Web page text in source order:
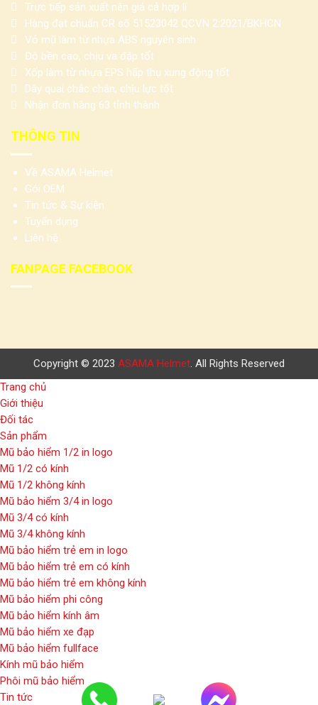
Trực tiếp sản xuất nên giá cả hợp lí
Hàng đạt chuẩn CR số 51523042 QCVN 2:2021/BKHCN
Vỏ mũ làm từ nhựa ABS nguyên sinh
Độ bền cao, chịu va đập tốt
Xốp làm từ nhựa EPS hấp thụ xung động tốt
Dây quai chắc chắn, chịu lực tốt
Nhận đơn hàng 63 tỉnh thành
THÔNG TIN
Về ASAMA Helmet
Gói OEM
Tin tức & Sự kiện
Tuyển dụng
Liên hệ
FANPAGE FACEBOOK
Copyright © 2023 ASAMA Helmet. All Rights Reserved
Trang chủ
Giới thiệu
Đối tác
Sản phẩm
Mũ bảo hiểm 1/2 in logo
Mũ 1/2 có kính
Mũ 1/2 không kính
Mũ bảo hiểm 3/4 in logo
Mũ 3/4 có kính
Mũ 3/4 không kính
Mũ bảo hiểm trẻ em in logo
Mũ bảo hiểm trẻ em có kính
Mũ bảo hiểm trẻ em không kính
Mũ bảo hiểm phi công
Mũ bảo hiểm kính âm
Mũ bảo hiểm xe đạp
Mũ bảo hiểm fullface
Kính mũ bảo hiểm
Phôi mũ bảo hiểm
Tin tức